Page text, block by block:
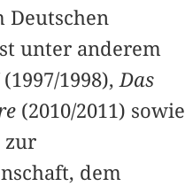
Deutschen
unter anderem
1998), Das
(2010/2011) sowie
zur
dem